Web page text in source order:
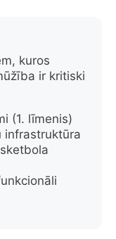
kuros
ir kritiski
(1. līmenis)
infrastruktūra